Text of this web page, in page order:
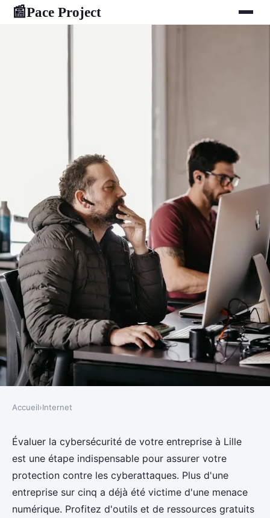
📰Pace Project
Évaluez la cybersécurité de
votre entreprise à Lille
gratuitement
Owen•3 janvier 2025• 8 min de lecture
Accueil›Internet
Évaluer la cybersécurité de votre entreprise à Lille
est une étape indispensable pour assurer votre
protection contre les cyberattaques. Plus d'une
entreprise sur cinq a déjà été victime d'une menace
numérique. Profitez d'outils et de ressources gratuits